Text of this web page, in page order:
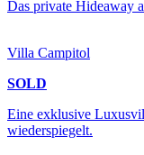
Das private Hideaway
Villa Campitol
SOLD
Eine exklusive
wiederspiegelt.